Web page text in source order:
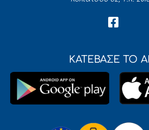
ΚΑΤΕΒΑΣΕ ΤΟ